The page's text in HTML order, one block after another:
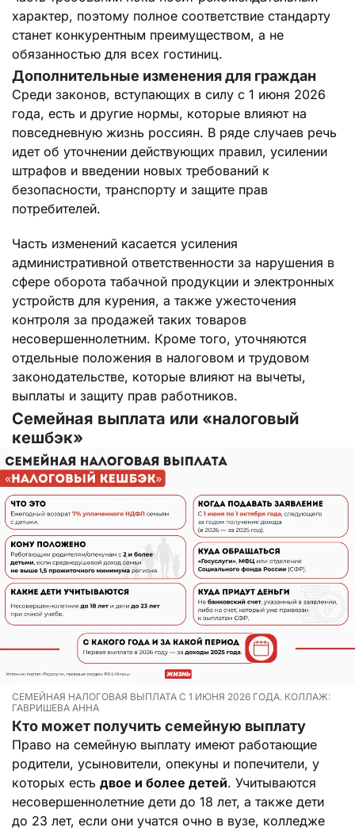
характер, поэтому полное соответствие стандарту
станет конкурентным преимуществом, а не
обязанностью для всех гостиниц.
Дополнительные изменения для граждан
Среди законов, вступающих в силу с 1 июня 2026
года, есть и другие нормы, которые влияют на
повседневную жизнь россиян. В ряде случаев речь
идет об уточнении действующих правил, усилении
штрафов и введении новых требований к
безопасности, транспорту и защите прав
потребителей.
Часть изменений касается усиления
административной ответственности за нарушения в
сфере оборота табачной продукции и электронных
устройств для курения, а также ужесточения
контроля за продажей таких товаров
несовершеннолетним. Кроме того, уточняются
отдельные положения в налоговом и трудовом
законодательстве, которые влияют на вычеты,
выплаты и защиту прав работников.
Семейная выплата или «налоговый
кешбэк»
СЕМЕЙНАЯ НАЛОГОВАЯ ВЫПЛАТА С 1 ИЮНЯ 2026 ГОДА. КОЛЛАЖ:
ГАВРИШЕВА АННА
Кто может получить семейную выплату
Право на семейную выплату имеют работающие
родители, усыновители, опекуны и попечители, у
которых есть двое и более детей. Учитываются
несовершеннолетние дети до 18 лет, а также дети
до 23 лет, если они учатся очно в вузе, колледже